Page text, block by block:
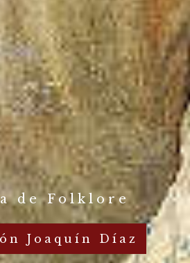
de Folklore
Joaquín Díaz